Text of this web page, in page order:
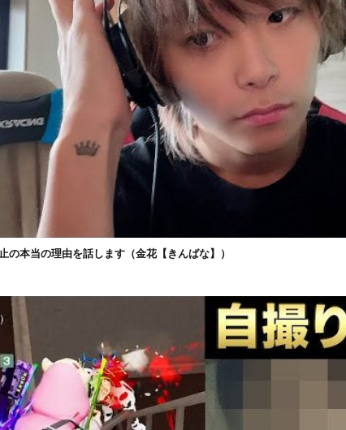
の本当の理由を話します（金花【きんばな】）